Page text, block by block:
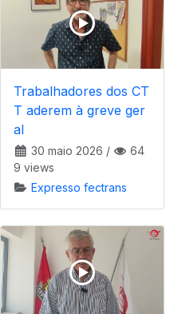
Trabalhadores dos CT
T aderem à greve ger
al
30 maio 2026 /
64
9 views
Expresso fectrans